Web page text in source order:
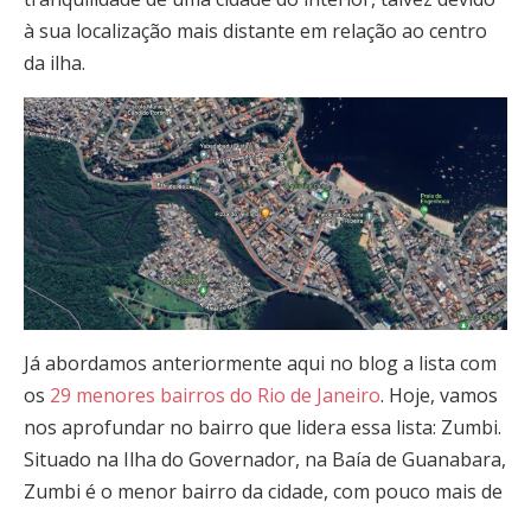
à sua localização mais distante em relação ao centro
da ilha.
Já abordamos anteriormente aqui no blog a lista com
os 29 menores bairros do Rio de Janeiro. Hoje, vamos
nos aprofundar no bairro que lidera essa lista: Zumbi.
Situado na Ilha do Governador, na Baía de Guanabara,
Zumbi é o menor bairro da cidade, com pouco mais de